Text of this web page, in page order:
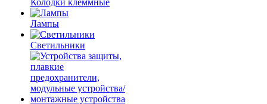
Колодки клеммные
Лампы
Светильники